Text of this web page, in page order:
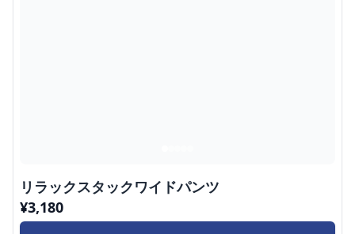
リラックスタックワイドパンツ
¥3,180